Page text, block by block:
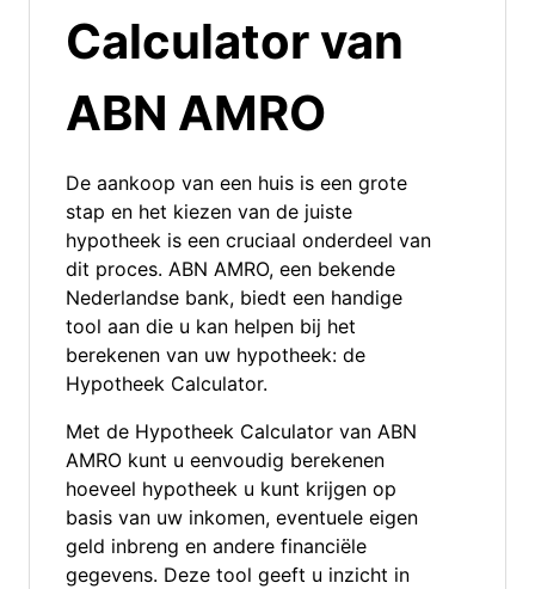
Calculator van
ABN AMRO
De aankoop van een huis is een grote
stap en het kiezen van de juiste
hypotheek is een cruciaal onderdeel van
dit proces. ABN AMRO, een bekende
Nederlandse bank, biedt een handige
tool aan die u kan helpen bij het
berekenen van uw hypotheek: de
Hypotheek Calculator.
Met de Hypotheek Calculator van ABN
AMRO kunt u eenvoudig berekenen
hoeveel hypotheek u kunt krijgen op
basis van uw inkomen, eventuele eigen
geld inbreng en andere financiële
gegevens. Deze tool geeft u inzicht in